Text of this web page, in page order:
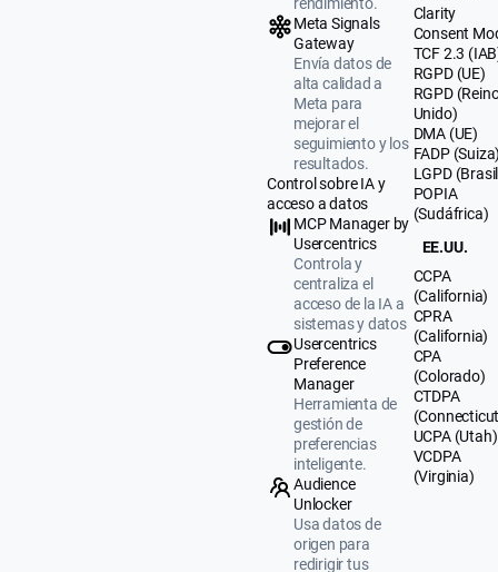
Meta Signals
Gateway
Envía datos de
alta calidad a
Meta para
mejorar el
seguimiento y los
resultados.
Control sobre IA y
acceso a datos
MCP Manager by
Usercentrics
Controla y
centraliza el
acceso de la IA a
sistemas y datos
Usercentrics
Preference
Manager
Herramienta de
gestión de
preferencias
inteligente.
Audience
Unlocker
Usa datos de
origen para
redirigir tus
Clarity
Consent
TCF 2.3
RGPD (UE)
RGPD
Unido)
DMA (UE)
FADP
LGPD
POPIA
(Sudáfrica)
EE.UU.
CCPA
(California)
CPRA
(California)
CPA
(Colorado)
CTDPA
UCPA (Utah)
VCDPA
(Virginia)